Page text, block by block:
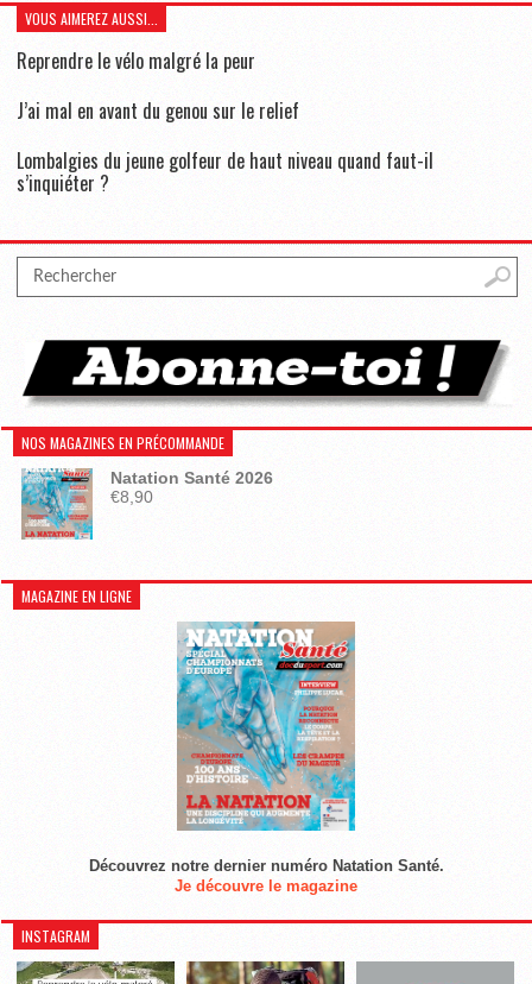
VOUS AIMEREZ AUSSI...
Reprendre le vélo malgré la peur
J’ai mal en avant du genou sur le relief
Lombalgies du jeune golfeur de haut niveau quand faut-il
s’inquiéter ?
NOS MAGAZINES EN PRÉCOMMANDE
Natation Santé 2026
€8,90
MAGAZINE EN LIGNE
Découvrez notre dernier numéro Natation Santé.
Je découvre le magazine
INSTAGRAM